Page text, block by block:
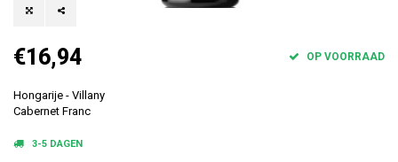
€16,94 OP VOORRAAD
Hongarije - Villany
Cabernet Franc
3-5 DAGEN